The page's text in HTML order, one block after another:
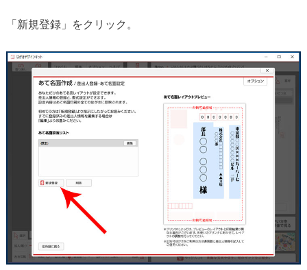
「新規登録」をクリック。